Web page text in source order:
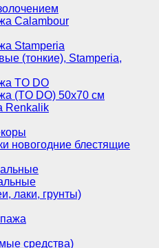
Calambour
Stamperia
(тонкие), Stamperia,
TO DO
(TO DO) 50х70 см
Renkalik
новогодние блестящие
лаки, грунты)
средства)